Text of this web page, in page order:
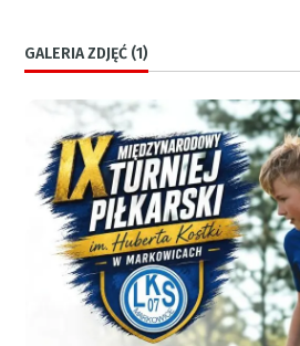
GALERIA ZDJĘĆ (1)